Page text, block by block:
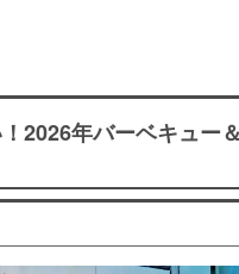
2026年バーベキュー